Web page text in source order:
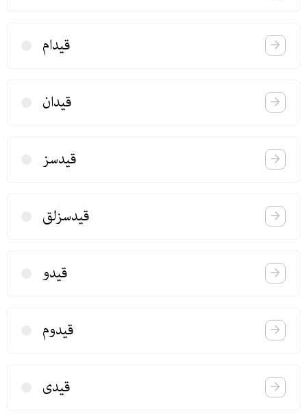
قیدام
قیدان
قیدسز
قیدسزلق
قیدو
قیدوم
قیدی